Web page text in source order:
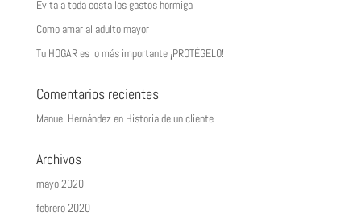
Evita a toda costa los gastos hormiga
Como amar al adulto mayor
Tu HOGAR es lo más importante ¡PROTÉGELO!
Comentarios recientes
Manuel Hernándezen Historia de un cliente
Archivos
mayo 2020
febrero 2020